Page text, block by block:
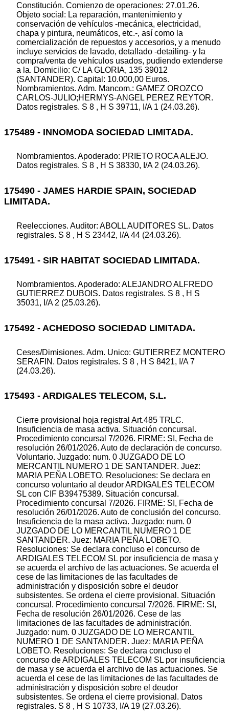
Constitución. Comienzo de operaciones: 27.01.26.
Objeto social: La reparación, mantenimiento y
conservación de vehículos -mecánica, electricidad,
chapa y pintura, neumáticos, etc.-, así como la
comercialización de repuestos y accesorios, y a menudo
incluye servicios de lavado, detallado -detailing- y la
compra/venta de vehículos usados, pudiendo extenderse
a la. Domicilio: C/ LA GLORIA, 135 39012
(SANTANDER). Capital: 10.000,00 Euros.
Nombramientos. Adm. Mancom.: GAMEZ OROZCO
CARLOS-JULIO;HERMYS-ANGEL PEREZ REYTOR.
Datos registrales. S 8 , H S 39711, I/A 1 (24.03.26).
175489 - INNOMODA SOCIEDAD LIMITADA.
Nombramientos. Apoderado: PRIETO ROCA ALEJO.
Datos registrales. S 8 , H S 38330, I/A 2 (24.03.26).
175490 - JAMES HARDIE SPAIN, SOCIEDAD
LIMITADA.
Reelecciones. Auditor: ABOLL AUDITORES SL. Datos
registrales. S 8 , H S 23442, I/A 44 (24.03.26).
175491 - SIR HABITAT SOCIEDAD LIMITADA.
Nombramientos. Apoderado: ALEJANDRO ALFREDO
GUTIERREZ DUBOIS. Datos registrales. S 8 , H S
35031, I/A 2 (25.03.26).
175492 - ACHEDOSO SOCIEDAD LIMITADA.
Ceses/Dimisiones. Adm. Unico: GUTIERREZ MONTERO
SERAFIN. Datos registrales. S 8 , H S 8421, I/A 7
(24.03.26).
175493 - ARDIGALES TELECOM, S.L.
Cierre provisional hoja registral Art.485 TRLC.
Insuficiencia de masa activa. Situación concursal.
Procedimiento concursal 7/2026. FIRME: SI, Fecha de
resolución 26/01/2026. Auto de declaración de concurso.
Voluntario. Juzgado: num. 0 JUZGADO DE LO
MERCANTIL NUMERO 1 DE SANTANDER. Juez:
MARIA PEÑA LOBETO. Resoluciones: Se declara en
concurso voluntario al deudor ARDIGALES TELECOM
SL con CIF B39475389. Situación concursal.
Procedimiento concursal 7/2026. FIRME: SI, Fecha de
resolución 26/01/2026. Auto de conclusión del concurso.
Insuficiencia de la masa activa. Juzgado: num. 0
JUZGADO DE LO MERCANTIL NUMERO 1 DE
SANTANDER. Juez: MARIA PEÑA LOBETO.
Resoluciones: Se declara concluso el concurso de
ARDIGALES TELECOM SL por insuficiencia de masa y
se acuerda el archivo de las actuaciones. Se acuerda el
cese de las limitaciones de las facultades de
administración y disposición sobre el deudor
subsistentes. Se ordena el cierre provisional. Situación
concursal. Procedimiento concursal 7/2026. FIRME: SI,
Fecha de resolución 26/01/2026. Cese de las
limitaciones de las facultades de administración.
Juzgado: num. 0 JUZGADO DE LO MERCANTIL
NUMERO 1 DE SANTANDER. Juez: MARIA PEÑA
LOBETO. Resoluciones: Se declara concluso el
concurso de ARDIGALES TELECOM SL por insuficiencia
de masa y se acuerda el archivo de las actuaciones. Se
acuerda el cese de las limitaciones de las facultades de
administración y disposición sobre el deudor
subsistentes. Se ordena el cierre provisional. Datos
registrales. S 8 , H S 10733, I/A 19 (27.03.26).